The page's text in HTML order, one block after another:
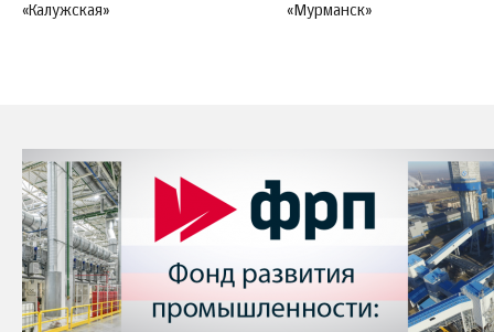
«Калужская»
«Мурманск»